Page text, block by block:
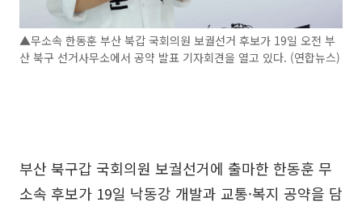
▲무소속 한동훈 부산 북갑 국회의원 보궐선거 후보가 19일 오전 부
산 북구 선거사무소에서 공약 발표 기자회견을 열고 있다. (연합뉴스)
부산 북구갑 국회의원 보궐선거에 출마한 한동훈 무
소속 후보가 19일 낙동강 개발과 교통·복지 공약을 담